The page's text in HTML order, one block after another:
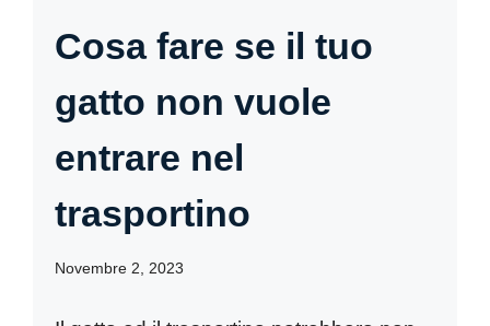
Cosa fare se il tuo
gatto non vuole
entrare nel
trasportino
Novembre 2, 2023